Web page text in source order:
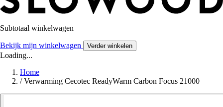
Subtotaal winkelwagen
Bekijk mijn winkelwagen Verder winkelen
Loading...
Home
/ Verwarming Cecotec ReadyWarm Carbon Focus 21000